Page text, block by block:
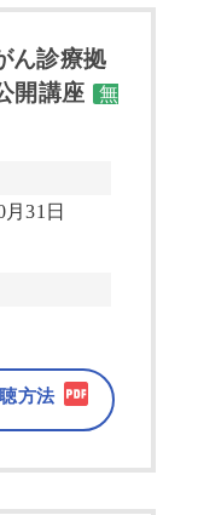
ん診療拠
開講座
無
31日
方法